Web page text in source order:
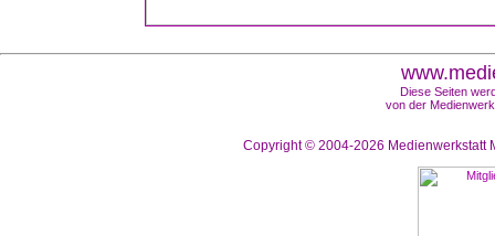
Diese Seiten
von der
Copyright © 2004-2026 Medienwerkstatt